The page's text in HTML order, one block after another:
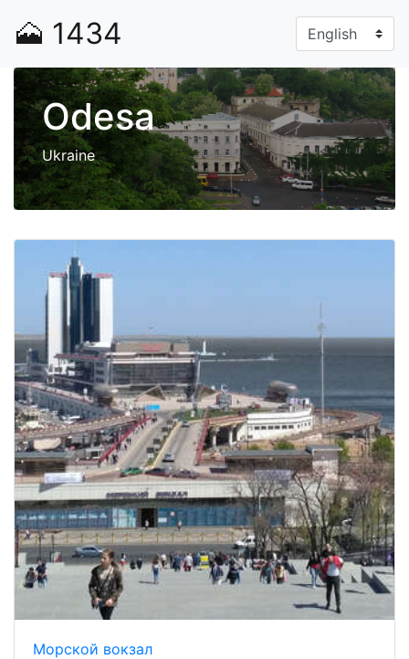
🗻 1434
Odesa
Ukraine
Морской вокзал